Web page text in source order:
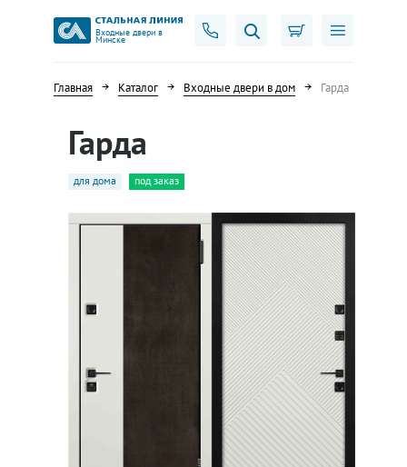
Входные двери в
Минске
Главная Каталог Входные двери в дом Гарда
Гарда
для дома под заказ